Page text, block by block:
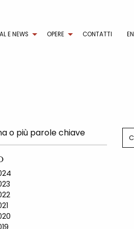
E NEWS OPERE CONTATTI EN